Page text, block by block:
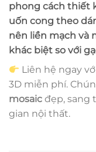
phong cách thiết
uốn cong theo
nên liền mạch và
khác biệt so với
Liên hệ ngay
3D miễn phí.
mosaic đẹp, sang
gian nội thất.